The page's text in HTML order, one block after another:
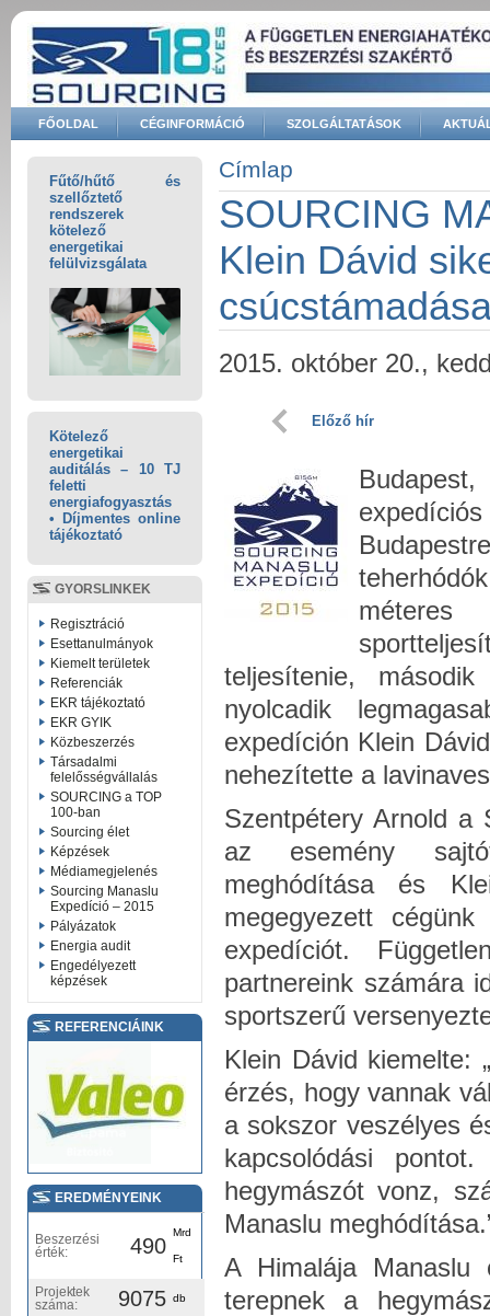
Ugrás a tartalomra
FŐOLDAL CÉGINFORMÁCIÓ SZOLGÁLTATÁSOK
Keresés űrlap
Fűtő/hűtő és
szellőztető
rendszerek
kötelező
energetikai
felülvizsgálata
Kötelező
energetikai
auditálás – 10 TJ
feletti
energiafogyasztás
• Díjmentes online
tájékoztató
GYORSLINKEK
Regisztráció
Esettanulmányok
Kiemelt területek
Referenciák
EKR tájékoztató
EKR GYIK
Közbeszerzés
Társadalmi
felelősségvállalás
SOURCING a TOP
100-ban
Sourcing élet
Képzések
Médiamegjelenés
Sourcing Manaslu
Expedíció – 2015
Pályázatok
Energia audit
Engedélyezett
képzések
REFERENCIÁINK
EREDMÉNYEINK
Beszerzési
érték:
490
Mrd
Ft
Projektek
száma:
9075 db
Jelenlegi hely
Címlap
SOURCING
Klein Dávid
2015. október 20.,
Előző hír
teljesítenie,
nyolcadik
expedíción Klein
nehezítette a
Szentpétery Arnold a
az esemény
meghódítása és
megegyezett
expedíciót.
partnereink számára
sportszerű
Klein Dávid kiemelte:
érzés, hogy vannak
a sokszor veszélyes
kapcsolódási
hegymászót vonz,
Manaslu
A Himalája Manaslu
terepnek a